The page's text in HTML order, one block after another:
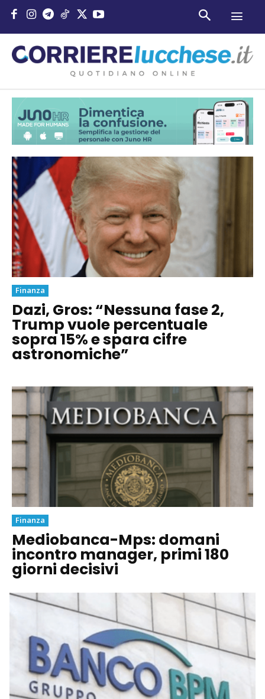
Finanza
Dazi, Gros: “Nessuna fase 2,
Trump vuole percentuale
sopra 15% e spara cifre
astronomiche”
Finanza
Mediobanca-Mps: domani
incontro manager, primi 180
giorni decisivi